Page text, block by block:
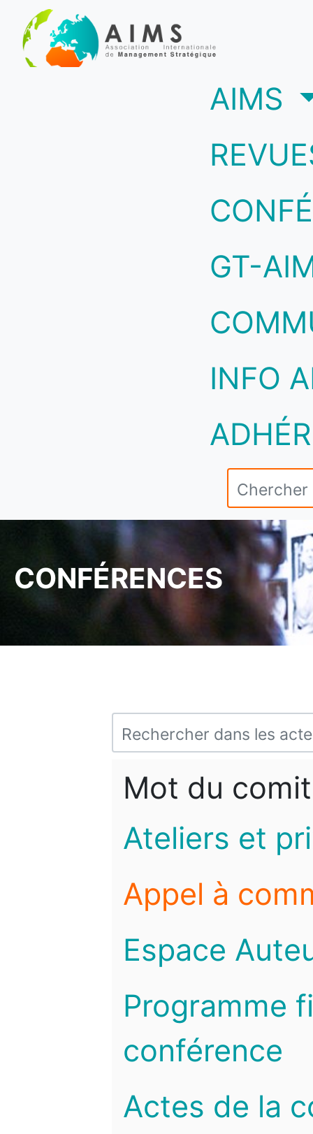
AIMS
GT-
INFO
CONFÉRENCES
Mot du
Ateliers et
Appel à
Espace
Programme
conférence
Actes de la